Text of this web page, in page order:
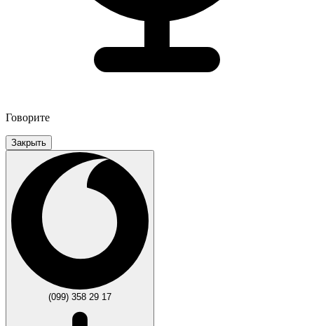
Говорите
Закрыть
(099) 358 29 17